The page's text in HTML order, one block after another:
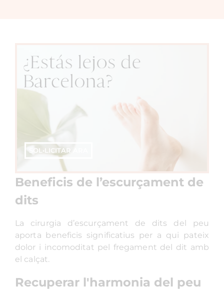
SOL•LICITAR ARA
Beneficis de l’escurçament de
dits
La cirurgia d’escurçament de dits del peu
aporta beneficis significatius per a qui pateix
dolor i incomoditat pel fregament del dit amb
el calçat.
Recuperar l'harmonia del peu